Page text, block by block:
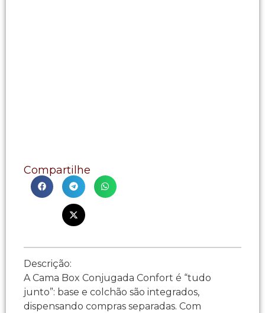
Compartilhe
Descrição:
A Cama Box Conjugada Confort é “tudo
junto”: base e colchão são integrados,
dispensando compras separadas. Com